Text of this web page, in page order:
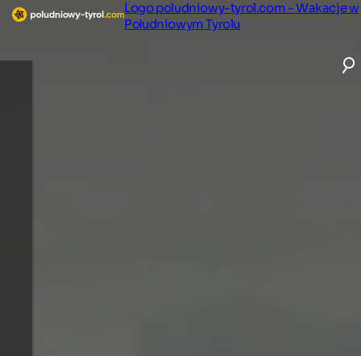
Logo poludniowy-tyrol.com - Wakacje w
Południowym Tyrolu